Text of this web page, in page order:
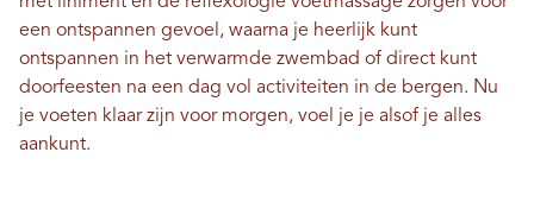
een ontspannen gevoel, waarna je heerlijk kunt
ontspannen in het verwarmde zwembad of direct kunt
doorfeesten na een dag vol activiteiten in de bergen. Nu
je voeten klaar zijn voor morgen, voel je je alsof je alles
aankunt.